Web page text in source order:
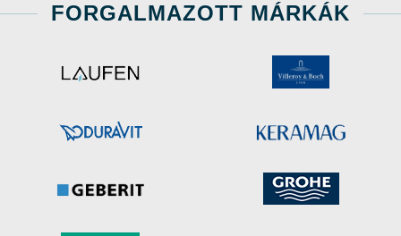
FORGALMAZOTT MÁRKÁK